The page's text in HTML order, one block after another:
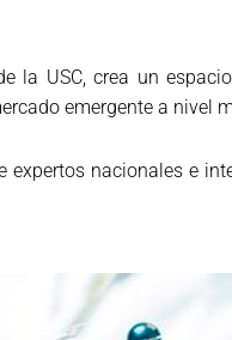
USC, crea un
emergente a nivel
nacionales e